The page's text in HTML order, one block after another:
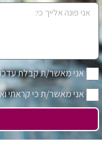
אני מאשר/ת קבלת
אני מאשר/ת כי קראתי